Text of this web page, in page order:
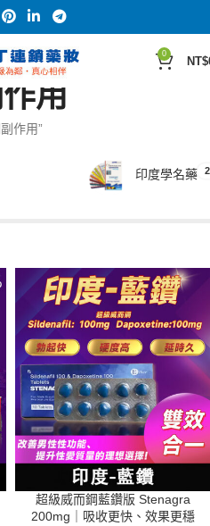
0
NT$
用
作用”
印度學名藥
超級威而鋼藍鑽版 Stenagra
200mg｜吸收更快、效果更穩